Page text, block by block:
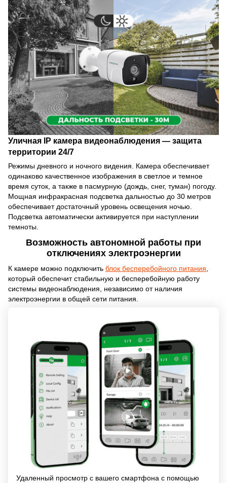
Уличная IP камера видеонаблюдения — защита
территории 24/7
Режимы дневного и ночного видения. Камера обеспечивает
одинаково качественное изображения в светлое и темное
время суток, а также в пасмурную (дождь, снег, туман) погоду.
Мощная инфракрасная подсветка дальностью до 30 метров
обеспечивает достаточный уровень освещения ночью.
Подсветка автоматически активируется при наступлении
темноты.
Возможность автономной работы при
отключениях электроэнергии
К камере можно подключить блок бесперебойного питания
который обеспечит стабильную и бесперебойную работу
системы видеонаблюдения, независимо от наличия
электроэнергии в общей сети питания.
Удаленный просмотр с вашего смартфона с помощью